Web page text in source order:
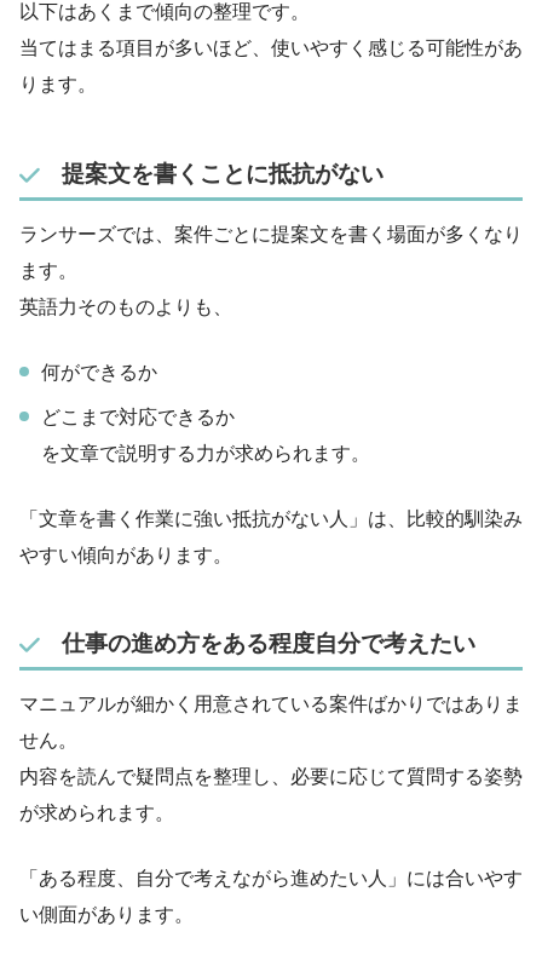
以下はあくまで傾向の整理です。
当てはまる項目が多いほど、使いやすく感じる可能性があ
ります。
提案文を書くことに抵抗がない
ランサーズでは、案件ごとに提案文を書く場面が多くなり
ます。
英語力そのものよりも、
何ができるか
どこまで対応できるか
を文章で説明する力が求められます。
「文章を書く作業に強い抵抗がない人」は、比較的馴染み
やすい傾向があります。
仕事の進め方をある程度自分で考えたい
マニュアルが細かく用意されている案件ばかりではありま
せん。
内容を読んで疑問点を整理し、必要に応じて質問する姿勢
が求められます。
「ある程度、自分で考えながら進めたい人」には合いやす
い側面があります。